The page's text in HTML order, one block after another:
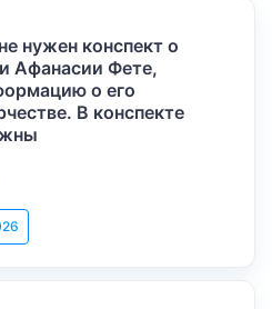
нужен конспект о
Афанасии Фете,
о его
В конспекте